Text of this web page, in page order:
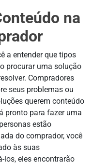
na
a entender que tipos
procurar uma solução
Compradores
seus problemas ou
querem conteúdo
pronto para fazer uma
estão
do comprador, você
às suas
los, eles encontrarão